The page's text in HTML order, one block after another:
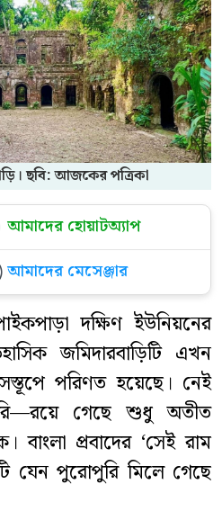
ছবি: আজকের পত্রিকা
আমাদের হোয়াটঅ্যাপ
আমাদের মেসেঞ্জার
দক্ষিণ ইউনিয়নের
জমিদারবাড়িটি এখন
পরিণত হয়েছে। নেই
গেছে শুধু অতীত
বাংলা প্রবাদের ‘সেই রাম
যেন পুরোপুরি মিলে গেছে